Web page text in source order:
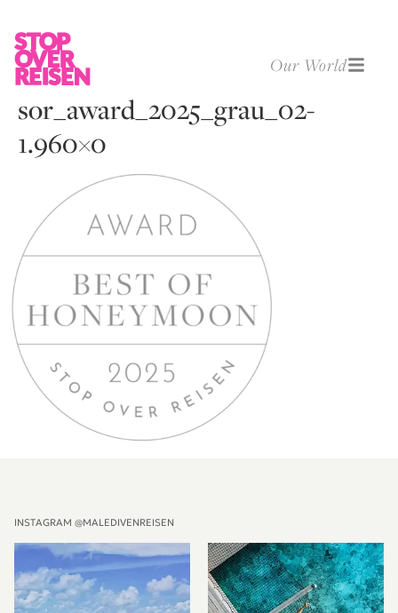
Our World
sor_award_2025_grau_02-
1.960×0
INSTAGRAM @MALEDIVENREISEN